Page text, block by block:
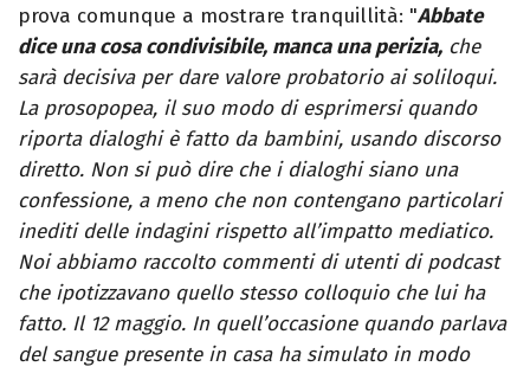
prova comunque a mostrare tranquillità: "Abbate
dice una cosa condivisibile, manca una perizia, che
sarà decisiva per dare valore probatorio ai soliloqui.
La prosopopea, il suo modo di esprimersi quando
riporta dialoghi è fatto da bambini, usando discorso
diretto. Non si può dire che i dialoghi siano una
confessione, a meno che non contengano particolari
inediti delle indagini rispetto all’impatto mediatico.
Noi abbiamo raccolto commenti di utenti di podcast
che ipotizzavano quello stesso colloquio che lui ha
fatto. Il 12 maggio. In quell’occasione quando parlava
del sangue presente in casa ha simulato in modo